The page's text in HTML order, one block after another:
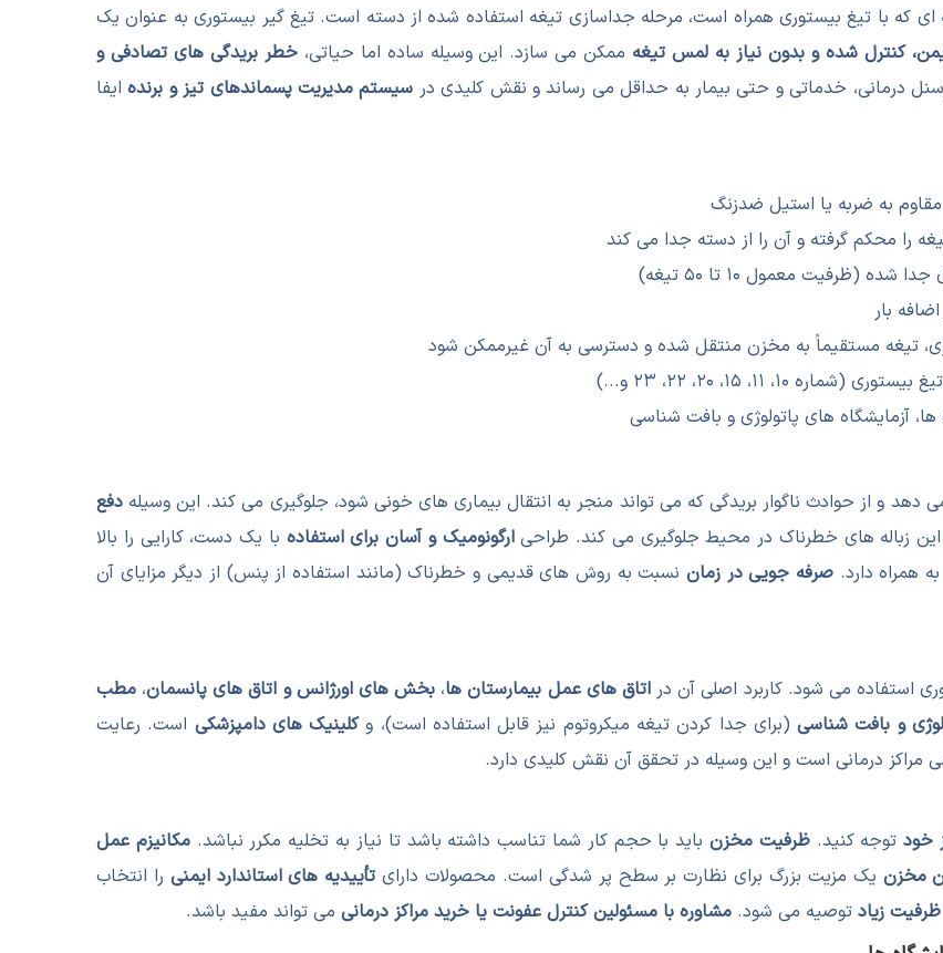
که با تیغ بیستوری همراه است، مرحله جداسازی تیغه استفاده شده از دسته است. تیغ گیر بیستوری به عنوان یک
کنترل شده و بدون نیاز به لمس تیغه ممکن می سازد. این وسیله ساده اما حیاتی،خطر بریدگی های تصادفی و
درمانی، خدماتی و حتی بیمار به حداقل می رساند و نقش کلیدی در سیستم مدیریت پسماندهای تیز و برندهایفا
را محکم گرفته و آن را از دسته جدا می کند
(ظرفیت معمول ۱۰ تا ۵۰ تیغه)
بار
تیغه مستقیماً به مخزن منتقل شده و دسترسی به آن غیرممکن شود
۱۰، ۱۱، ۱۵، ۲۰، ۲۲، ۲۳ و...)
ها، آزمایشگاه های پاتولوژی و بافت شناسی
دهد و از حوادث ناگوار بریدگی که می تواند منجر به انتقال بیماری های خونی شود، جلوگیری می کند. این وسیله دفع
این زباله های خطرناک در محیط جلوگیری می کند. طراحیارگونومیک و آسان برای استفاده با یک دست، کارایی را بالا
همراه دارد. صرفه جویی در زمان نسبت به روش های قدیمی و خطرناک (مانند استفاده از پنس) از دیگر مزایای آن
استفاده می شود. کاربرد اصلی آن دراتاق های عمل بیمارستان ها، بخش های اورژانس و اتاق های پانسمان، مطب
و بافت شناسی(برای جدا کردن تیغه میکروتوم نیز قابل استفاده است)، وکلینیک های دامپزشکی است. رعایت
مراکز درمانی است و این وسیله در تحقق آن نقش کلیدی دارد.
خودتوجه کنید.ظرفیت مخزن باید با حجم کار شما تناسب داشته باشد تا نیاز به تخلیه مکرر نباشد.مکانیزم عمل
مخزن یک مزیت بزرگ برای نظارت بر سطح پر شدگی است. محصولات دارای تأییدیه های استاندارد ایمنی را انتخاب
ظرفیت زیاد توصیه می شود. مشاوره با مسئولین کنترل عفونت یا خرید مراکز درمانی می تواند مفید باشد.